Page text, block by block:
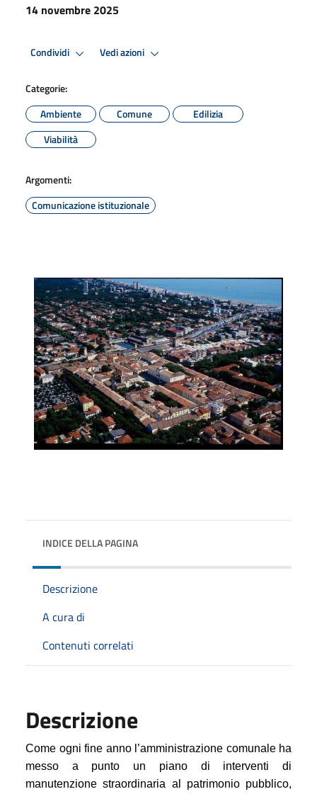
14 novembre 2025
Condividi Vedi azioni
Categorie:
Ambiente
Comune
Edilizia
Viabilità
Argomenti:
Comunicazione istituzionale
INDICE DELLA PAGINA
Descrizione
A cura di
Contenuti correlati
Descrizione
Come ogni fine anno l’amministrazione comunale ha
messo a punto un piano di interventi di
manutenzione straordinaria al patrimonio pubblico,